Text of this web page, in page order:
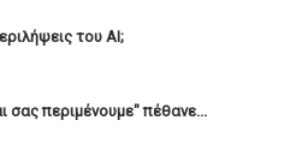
του ΑΙ;
σας περιμένουμε" πέθανε...